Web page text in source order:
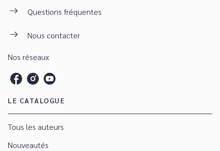
Questions fréquentes
Nous contacter
Nos réseaux
LE CATALOGUE
Tous les auteurs
Nouveautés